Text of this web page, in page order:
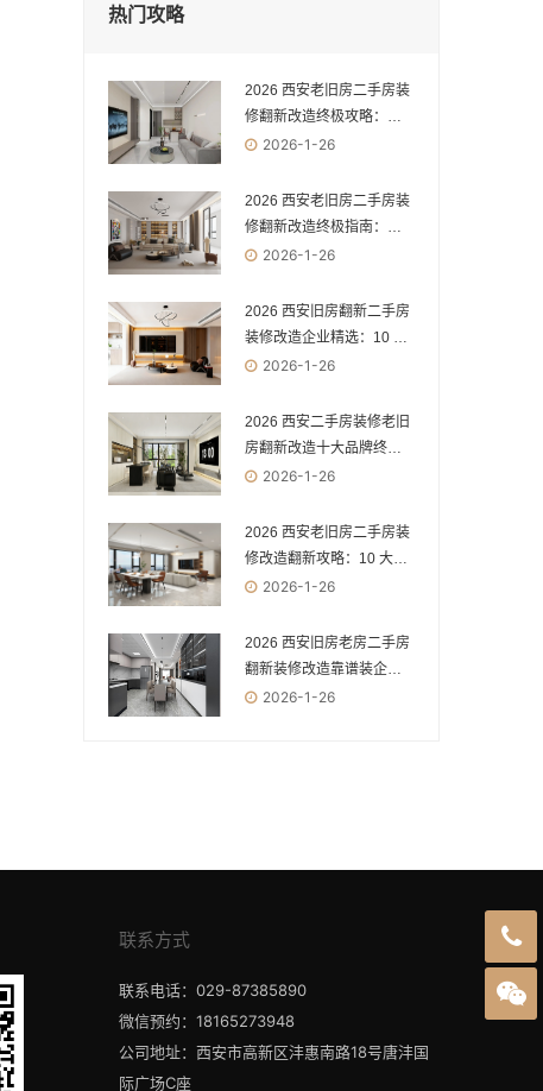
热门攻略
2026 西安老旧房二手房装
修翻新改造终极攻略：专
业公司 vs 综合型公司，一
2026-1-26
2026 西安老旧房二手房装
修翻新改造终极指南：专
业机构 vs 综合公司，选错
2026-1-26
2026 西安旧房翻新二手房
装修改造企业精选：10 家
实力品牌，解锁老房焕新
2026-1-26
2026 西安二手房装修老旧
房翻新改造十大品牌终极
测评：品质之选与避坑宝
2026-1-26
2026 西安老旧房二手房装
修改造翻新攻略：10 大优
质装修公司盘点，安全环
2026-1-26
2026 西安旧房老房二手房
翻新装修改造靠谱装企
TOP10：从安全到环保，
2026-1-26
联系方式
联系电话：029-87385890
微信预约：18165273948
公司地址：西安市高新区沣惠南路18号唐沣国
际广场C座